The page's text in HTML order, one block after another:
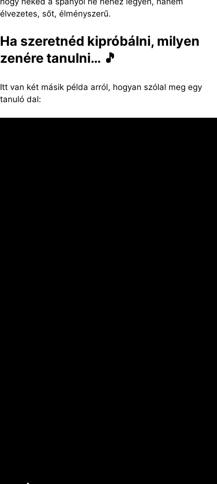
élvezetes, sőt, élményszerű.
Ha szeretnéd kipróbálni, milyen
zenére tanulni… 🎵
Itt van két másik példa arról, hogyan szólal meg egy
tanuló dal: